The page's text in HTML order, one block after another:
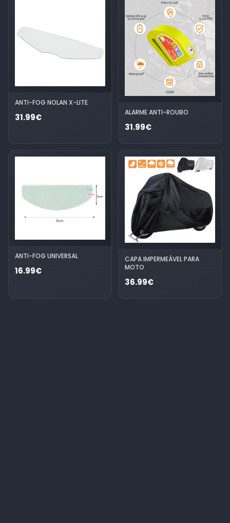
ANTI-FOG NOLAN X-LITE
31.99€ ALARME ANTI-ROUBO
31.99€
ANTI-FOG UNIVERSAL
16.99€
CAPA IMPERMEÁVEL PARA
MOTO
36.99€